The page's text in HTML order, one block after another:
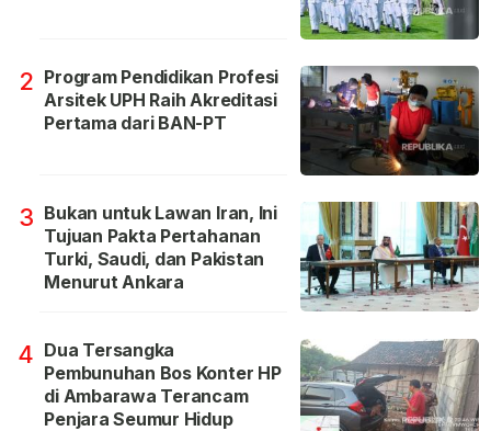
2 Program Pendidikan Profesi
Arsitek UPH Raih Akreditasi
Pertama dari BAN-PT
3 Bukan untuk Lawan Iran, Ini
Tujuan Pakta Pertahanan
Turki, Saudi, dan Pakistan
Menurut Ankara
4 Dua Tersangka
Pembunuhan Bos Konter HP
di Ambarawa Terancam
Penjara Seumur Hidup